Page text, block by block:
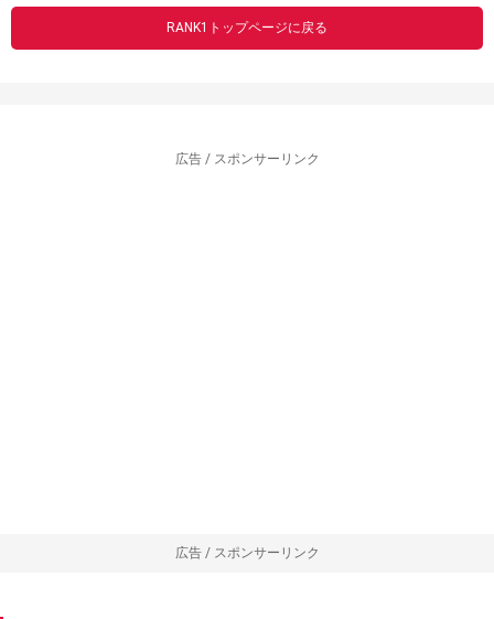
RANK1トップページに戻る
広告 / スポンサーリンク
広告 / スポンサーリンク